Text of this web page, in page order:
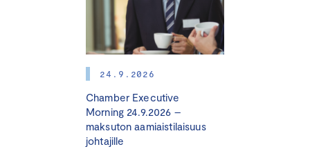
24.9.2026
Chamber Executive
Morning 24.9.2026 –
maksuton aamiaistilaisuus
johtajille